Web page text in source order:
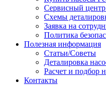
Сервисный
Схемы
Заявка на
Политика
Полезная информация
Статьи/Советы
Деталировка
Расчет и подбор
Контакты